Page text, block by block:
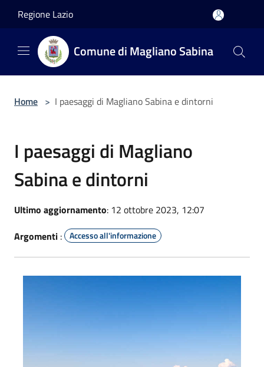
Regione Lazio
Comune di Magliano Sabina
Home > I paesaggi di Magliano Sabina e dintorni
I paesaggi di Magliano
Sabina e dintorni
Ultimo aggiornamento: 12 ottobre 2023, 12:07
Argomenti : Accesso all'informazione